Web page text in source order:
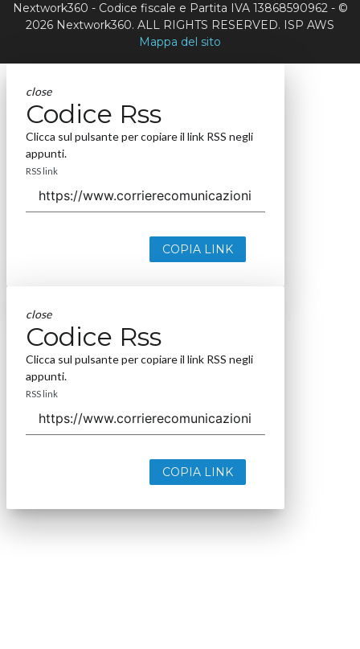
Nextwork360 - Codice fiscale e Partita IVA 13868590962 - ©
2026 Nextwork360. ALL RIGHTS RESERVED. ISP AWS
Mappa del sito
close
Codice Rss
Clicca sul pulsante per copiare il link RSS negli
appunti.
RSS link
COPIA LINK
close
Codice Rss
Clicca sul pulsante per copiare il link RSS negli
appunti.
RSS link
COPIA LINK